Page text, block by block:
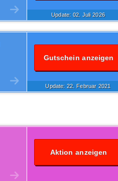
Update: 02.Juli2026
Gutschein anzeigen
Update: 22. Februar2021
Aktion anzeigen